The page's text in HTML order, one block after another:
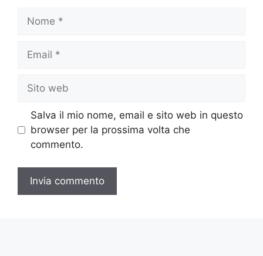
Nome
Email
Sito
web
Salva il mio nome, email e sito web in questo
browser per la prossima volta che
commento.